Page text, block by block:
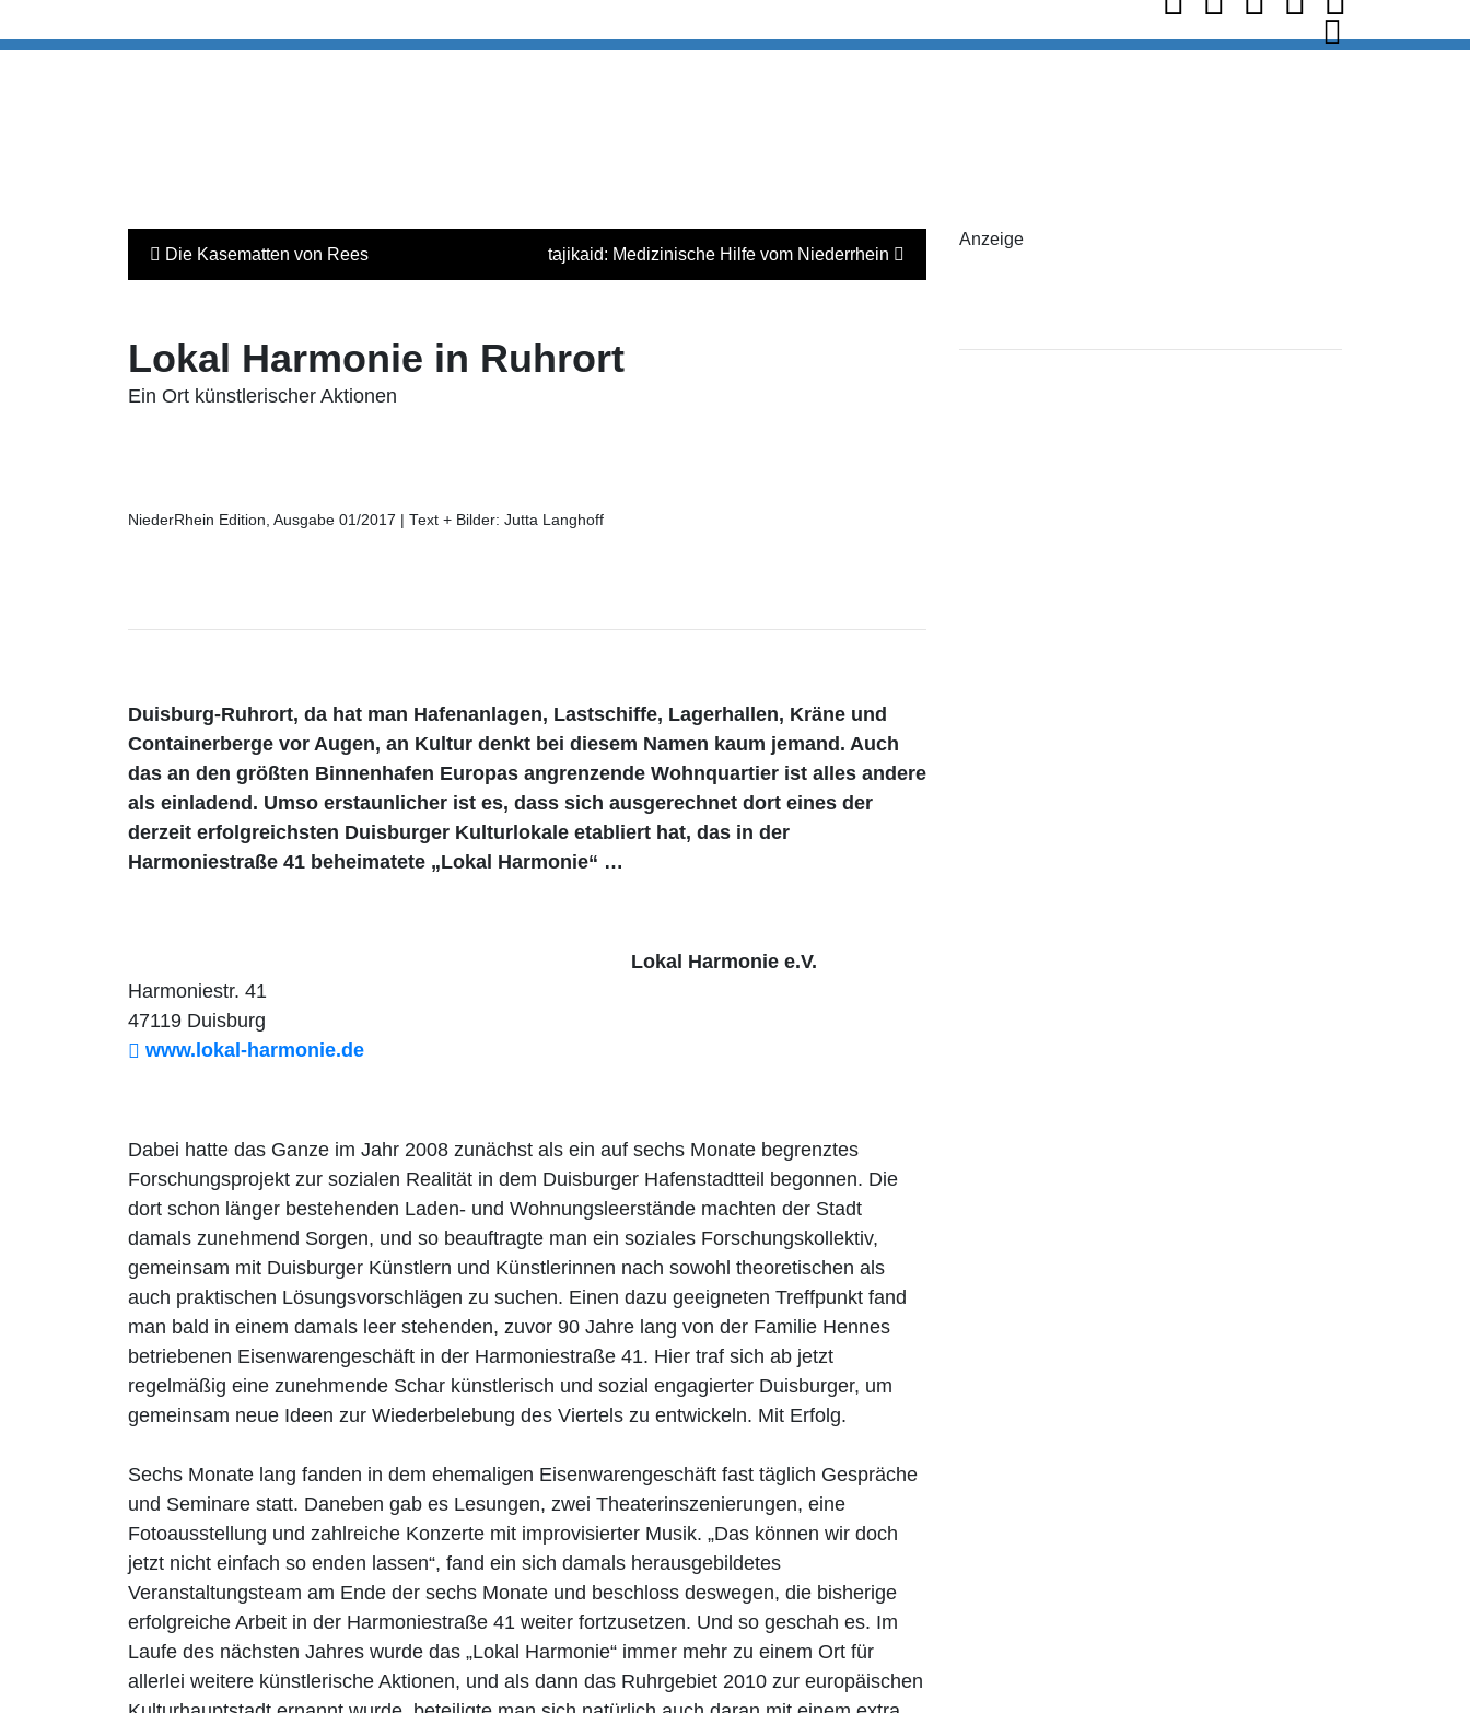
Die Kasematten von Rees tajikaid: Medizinische Hilfe vom Niederrhein
Lokal Harmonie in Ruhrort
Ein Ort künstlerischer Aktionen
NiederRhein Edition, Ausgabe 01/2017 | Text + Bilder: Jutta Langhoff
Duisburg-Ruhrort, da hat man Hafenanlagen, Lastschiffe, Lagerhallen, Kräne und
Containerberge vor Augen, an Kultur denkt bei diesem Namen kaum jemand. Auch
das an den größten Binnenhafen Europas angrenzende Wohnquartier ist alles andere
als einladend. Umso erstaunlicher ist es, dass sich ausgerechnet dort eines der
derzeit erfolgreichsten Duisburger Kulturlokale etabliert hat, das in der
Harmoniestraße 41 beheimatete „Lokal Harmonie“ …
Lokal Harmonie e.V.
Harmoniestr. 41
47119 Duisburg
www.lokal-harmonie.de
Dabei hatte das Ganze im Jahr 2008 zunächst als ein auf sechs Monate begrenztes
Forschungsprojekt zur sozialen Realität in dem Duisburger Hafenstadtteil begonnen. Die
dort schon länger bestehenden Laden- und Wohnungsleerstände machten der Stadt
damals zunehmend Sorgen, und so beauftragte man ein soziales Forschungskollektiv,
gemeinsam mit Duisburger Künstlern und Künstlerinnen nach sowohl theoretischen als
auch praktischen Lösungsvorschlägen zu suchen. Einen dazu geeigneten Treffpunkt fand
man bald in einem damals leer stehenden, zuvor 90 Jahre lang von der Familie Hennes
betriebenen Eisenwarengeschäft in der Harmoniestraße 41. Hier traf sich ab jetzt
regelmäßig eine zunehmende Schar künstlerisch und sozial engagierter Duisburger, um
gemeinsam neue Ideen zur Wiederbelebung des Viertels zu entwickeln. Mit Erfolg.
Sechs Monate lang fanden in dem ehemaligen Eisenwarengeschäft fast täglich Gespräche
und Seminare statt. Daneben gab es Lesungen, zwei Theaterinszenierungen, eine
Fotoausstellung und zahlreiche Konzerte mit improvisierter Musik. „Das können wir doch
jetzt nicht einfach so enden lassen“, fand ein sich damals herausgebildetes
Veranstaltungsteam am Ende der sechs Monate und beschloss deswegen, die bisherige
erfolgreiche Arbeit in der Harmoniestraße 41 weiter fortzusetzen. Und so geschah es. Im
Laufe des nächsten Jahres wurde das „Lokal Harmonie“ immer mehr zu einem Ort für
allerlei weitere künstlerische Aktionen, und als dann das Ruhrgebiet 2010 zur europäischen
Anzeige